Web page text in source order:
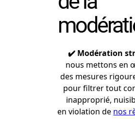
✔️ Modération
nous mettons en
des mesures
pour filtrer tout
inapproprié,
en violation de nos